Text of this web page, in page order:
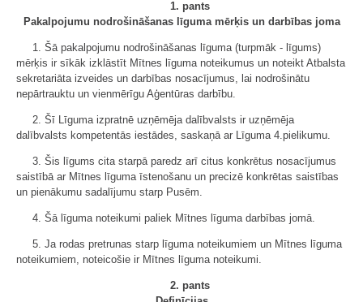
1. pants
Pakalpojumu nodrošināšanas līguma mērķis un darbības joma
1. Šā pakalpojumu nodrošināšanas līguma (turpmāk - līgums)
mērķis ir sīkāk izklāstīt Mītnes līguma noteikumus un noteikt Atbalsta
sekretariāta izveides un darbības nosacījumus, lai nodrošinātu
nepārtrauktu un vienmērīgu Aģentūras darbību.
2. Šī Līguma izpratnē uzņēmēja dalībvalsts ir uzņēmēja
dalībvalsts kompetentās iestādes, saskaņā ar Līguma 4.pielikumu.
3. Šis līgums cita starpā paredz arī citus konkrētus nosacījumus
saistībā ar Mītnes līguma īstenošanu un precizē konkrētas saistības
un pienākumu sadalījumu starp Pusēm.
4. Šā līguma noteikumi paliek Mītnes līguma darbības jomā.
5. Ja rodas pretrunas starp līguma noteikumiem un Mītnes līguma
noteikumiem, noteicošie ir Mītnes līguma noteikumi.
2. pants